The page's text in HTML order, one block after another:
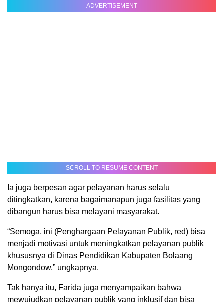
ADVERTISEMENT
SCROLL TO RESUME CONTENT
Ia juga berpesan agar pelayanan harus selalu
ditingkatkan, karena bagaimanapun juga fasilitas yang
dibangun harus bisa melayani masyarakat.
“Semoga, ini (Penghargaan Pelayanan Publik, red) bisa
menjadi motivasi untuk meningkatkan pelayanan publik
khususnya di Dinas Pendidikan Kabupaten Bolaang
Mongondow,” ungkapnya.
Tak hanya itu, Farida juga menyampaikan bahwa
mewujudkan pelayanan publik yang inklusif dan bisa